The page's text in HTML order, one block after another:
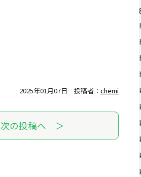
2025年01月07日 投稿者： chemi
次の投稿へ ＞